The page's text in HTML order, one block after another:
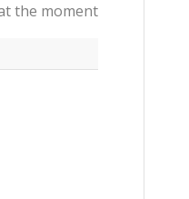
the moment